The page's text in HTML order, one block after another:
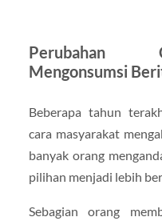
Perubahan
Mengonsumsi
Beberapa tahun
cara masyarakat
banyak orang
pilihan menjadi lebih
Sebagian orang